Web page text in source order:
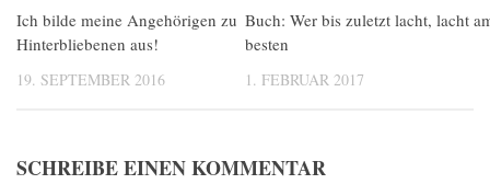
Ich bilde meine Angehörigen zu
Hinterbliebenen aus!
19. SEPTEMBER 2016
Buch: Wer bis zuletzt lacht, lacht
besten
1. FEBRUAR 2017
SCHREIBE EINEN KOMMENTAR